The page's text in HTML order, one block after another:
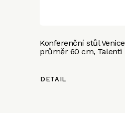
Konferenční stůl Venice
průměr 60 cm, Talenti
DETAIL